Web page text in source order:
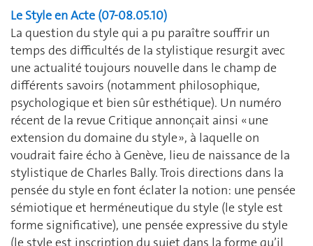
Le Style en Acte (07-08.05.10)
La question du style qui a pu paraître souffrir un
temps des difficultés de la stylistique resurgit avec
une actualité toujours nouvelle dans le champ de
différents savoirs (notamment philosophique,
psychologique et bien sûr esthétique). Un numéro
récent de la revue Critique annonçait ainsi « une
extension du domaine du style », à laquelle on
voudrait faire écho à Genève, lieu de naissance de la
stylistique de Charles Bally. Trois directions dans la
pensée du style en font éclater la notion: une pensée
sémiotique et herméneutique du style (le style est
forme significative), une pensée expressive du style
(le style est inscription du sujet dans la forme qu’il